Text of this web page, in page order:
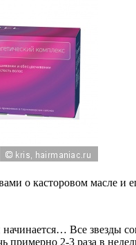
о касторовом масле
Все звезды
примерно 2-3 раза в